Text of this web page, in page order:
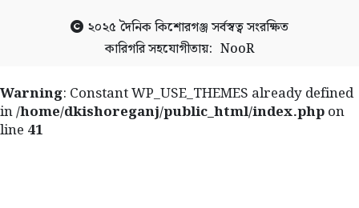
২০২৫দৈনিক কিশোরগঞ্জসর্বস্বত্ব সংরক্ষিত
কারিগরি সহযোগীতায়: NooR
Warning: Constant WP_USE_THEMES already defined
in/home/dkishoreganj/public_html/index.phpon
line 41